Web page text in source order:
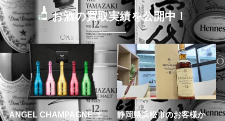
お酒の買取実績を公開中！
ANGEL CHAMPAGNE エ
静岡県浜松市のお客様か